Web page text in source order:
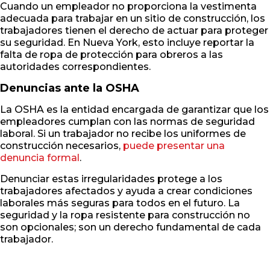
Cuando un empleador no proporciona la vestimenta
adecuada para trabajar en un sitio de construcción, los
trabajadores tienen el derecho de actuar para proteger
su seguridad. En Nueva York, esto incluye reportar la
falta de ropa de protección para obreros a las
autoridades correspondientes.
Denuncias ante la OSHA
La OSHA es la entidad encargada de garantizar que los
empleadores cumplan con las normas de seguridad
laboral. Si un trabajador no recibe los uniformes de
construcción necesarios, puede presentar una
denuncia formal .
Denunciar estas irregularidades protege a los
trabajadores afectados y ayuda a crear condiciones
laborales más seguras para todos en el futuro. La
seguridad y la ropa resistente para construcción no
son opcionales; son un derecho fundamental de cada
trabajador.